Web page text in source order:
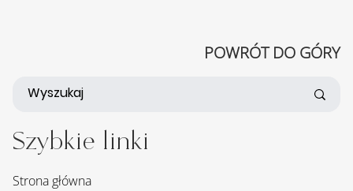
Szybkie linki
Strona główna
POWRÓT DO GÓRY